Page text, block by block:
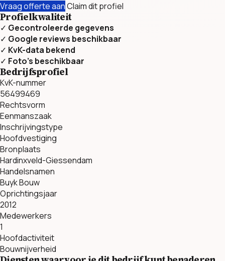
Vraag offerte aanClaim dit profiel
Profielkwaliteit
✓ Gecontroleerde gegevens
✓ Google reviews beschikbaar
✓ KvK-data bekend
✓ Foto’s beschikbaar
Bedrijfsprofiel
KvK-nummer
56499469
Rechtsvorm
Eenmanszaak
Inschrijvingstype
Hoofdvestiging
Bronplaats
Hardinxveld-Giessendam
Handelsnamen
Buyk Bouw
Oprichtingsjaar
2012
Medewerkers
1
Hoofdactiviteit
Bouwnijverheid